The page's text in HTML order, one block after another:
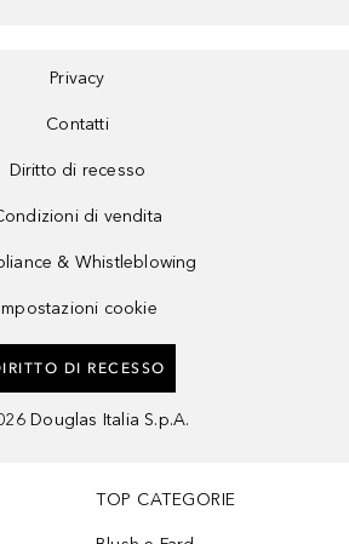
Privacy
Contatti
Diritto di recesso
di vendita
& Whistleblowing
Impostazioni cookie
DI RECESSO
Douglas Italia S.p.A.
TOP CATEGORIE